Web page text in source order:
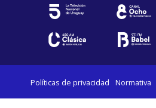
Políticas de privacidad Normativa